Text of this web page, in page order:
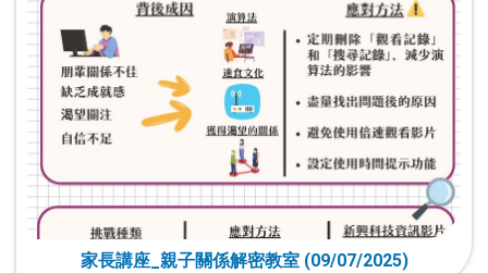
家長講座_親子關係解密教室 (09/07/2025)